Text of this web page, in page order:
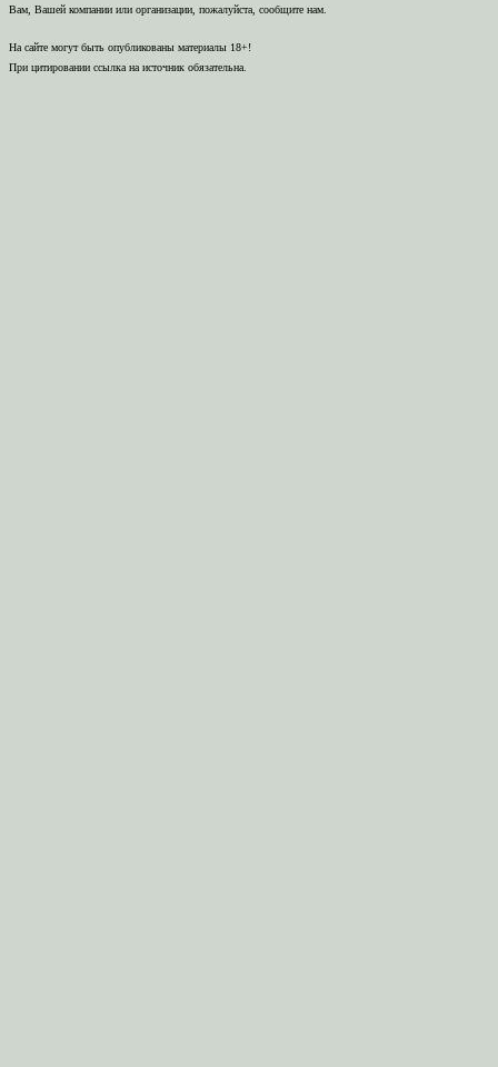
Вам, Вашей компании или организации, пожалуйста, сообщите нам.
На сайте могут быть опубликованы материалы 18+!
При цитировании ссылка на источник обязательна.